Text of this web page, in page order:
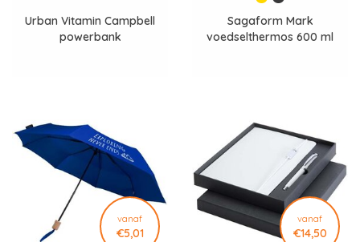
Urban Vitamin Campbell
powerbank
Sagaform Mark
voedselthermos 600 ml
vanaf
€5,01
vanaf
€14,50